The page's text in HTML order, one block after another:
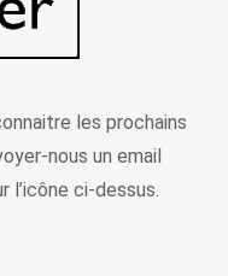
les prochains
nous un email
l’icône ci-dessus.